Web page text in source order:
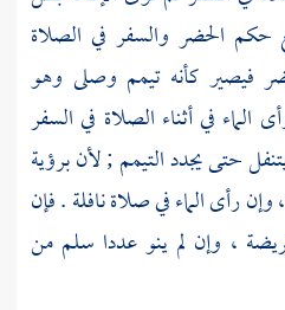
حكم الحضر والسفر في الصلاة
كأنه تيمم وصلى وهو
في أثناء الصلاة في السفر
حتى يجدد التيمم ; لأن برؤية
وإن رأى الماء في صلاة نافلة . فإن
، وإن لم ينو عددا سلم من